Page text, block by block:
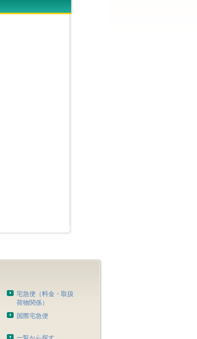
宅急便（料金・取扱
荷物関係）
国際宅急便